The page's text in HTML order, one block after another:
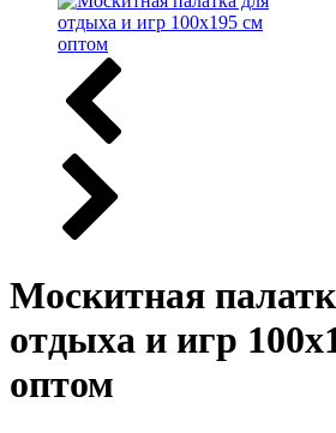
Москитная
отдыха и игр
оптом